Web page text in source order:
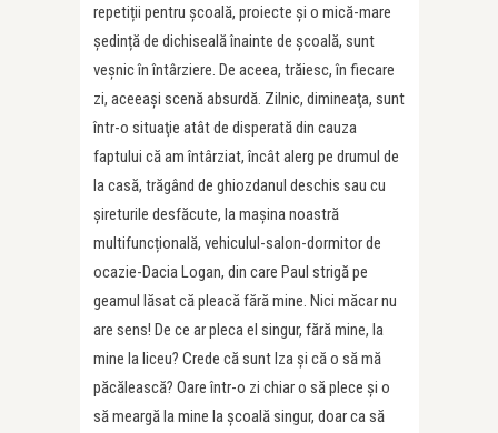
repetiții pentru școală, proiecte și o mică-mare
ședință de dichiseală înainte de școală, sunt
veșnic în întârziere. De aceea, trăiesc, în fiecare
zi, aceeași scenă absurdă. Zilnic, dimineaţa, sunt
într-o situaţie atât de disperată din cauza
faptului că am întârziat, încât alerg pe drumul de
la casă, trăgând de ghiozdanul deschis sau cu
șireturile desfăcute, la maşina noastră
multifuncțională, vehiculul-salon-dormitor de
ocazie-Dacia Logan, din care Paul strigă pe
geamul lăsat că pleacă fără mine. Nici măcar nu
are sens! De ce ar pleca el singur, fără mine, la
mine la liceu? Crede că sunt Iza şi că o să mă
păcălească? Oare într-o zi chiar o să plece şi o
să meargă la mine la școală singur, doar ca să